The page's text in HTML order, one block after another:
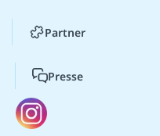
Partner
Presse